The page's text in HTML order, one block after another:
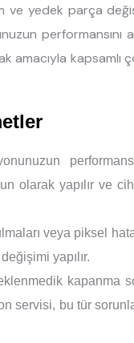
ve yedek parça
performansını
amacıyla kapsamlı
olarak yapılır ve
veya piksel
yapılır.
kapanma
servisi, bu tür